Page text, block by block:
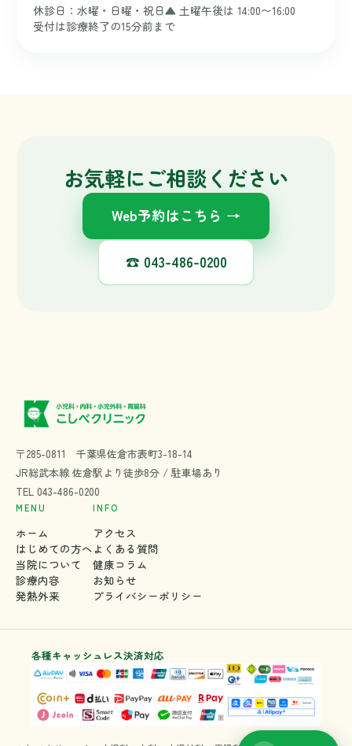
〒285-0811 千葉県佐倉市表町3-18-14
JR総武本線 佐倉駅より徒歩8分 / 駐車場あり
TEL 043-486-0200
MENU
ホーム
はじめての方へ
当院について
診療内容
発熱外来
INFO
アクセス
よくある質問
健康コラム
お知らせ
プライバシーポリシー
各種キャッシュレス決済対応